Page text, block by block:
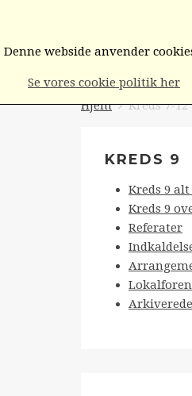
Hjem Kreds 7-12
KREDS 9
Kreds 9
Kreds 9
Referater
Denne webside anvender
Se vores cookie politik her